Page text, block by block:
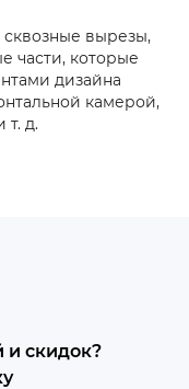
сквозные вырезы,
части, которые
дизайна
камерой,
т. д.
и скидок?